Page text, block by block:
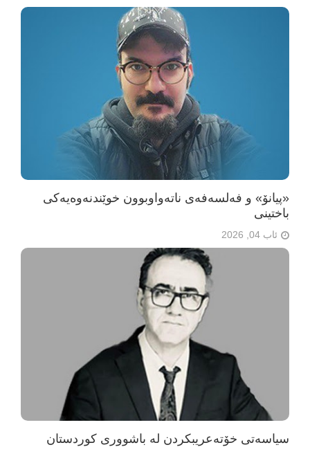
«پیانۆ» و فەلسەفەی ناتەواوبوون خوێندنەوەیەکی
باختینی
ئاب 04, 2026
سیاسەتی خۆتەعریبکردن لە باشووری کوردستان